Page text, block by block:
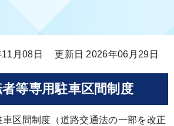
月08日 更新日 2026年06月29日
等専用駐車区間制度
区間制度（道路交通法の一部を改正